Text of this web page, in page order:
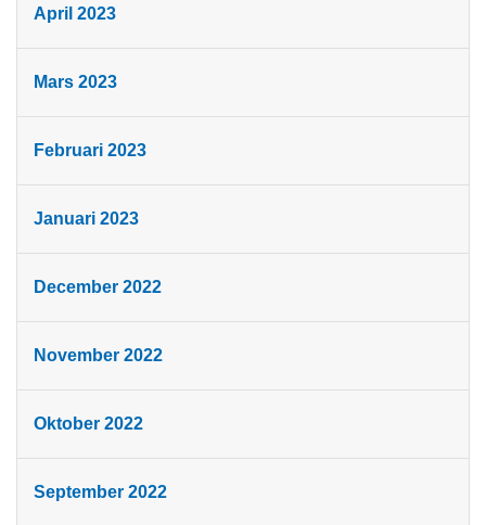
April 2023
Mars 2023
Februari 2023
Januari 2023
December 2022
November 2022
Oktober 2022
September 2022